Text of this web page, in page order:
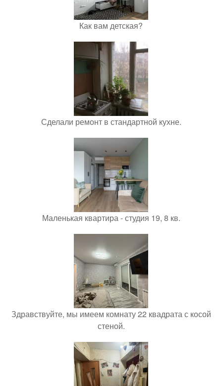
Как вам детская?
Сделали ремонт в стандартной кухне.
Маленькая квартира - студия 19, 8 кв.
Здравствуйте, мы имеем комнату 22 квадрата с косой
стеной.